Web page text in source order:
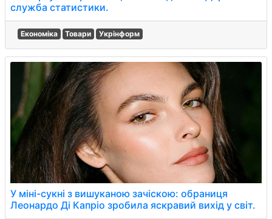
служба статистики.
Економіка Товари Укрінформ
У міні-сукні з вишуканою зачіскою: обраниця
Леонардо Ді Капріо зробила яскравий вихід у світ.